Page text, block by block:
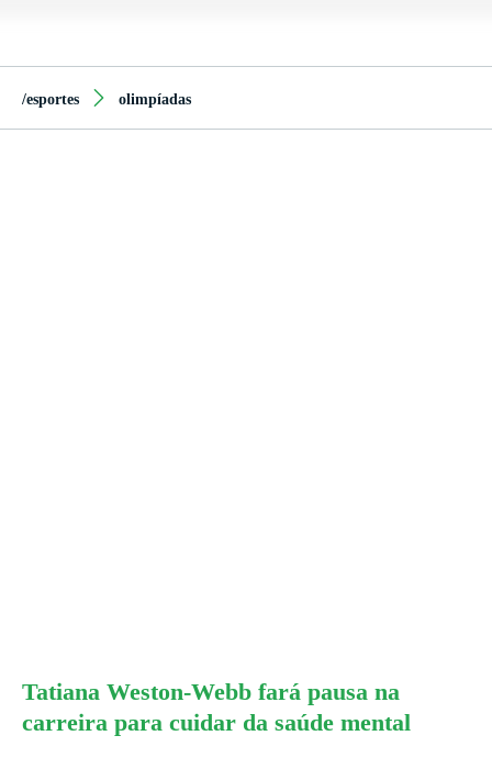
/esportes olimpíadas
Tatiana Weston-Webb fará pausa na
carreira para cuidar da saúde mental